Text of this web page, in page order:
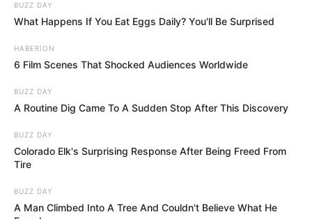
BUZZ DAY
What Happens If You Eat Eggs Daily? You'll Be Surprised
HABERION
6 Film Scenes That Shocked Audiences Worldwide
BUZZ DAY
A Routine Dig Came To A Sudden Stop After This Discovery
BUZZ DAY
Colorado Elk's Surprising Response After Being Freed From
Tire
BUZZ DAY
A Man Climbed Into A Tree And Couldn't Believe What He